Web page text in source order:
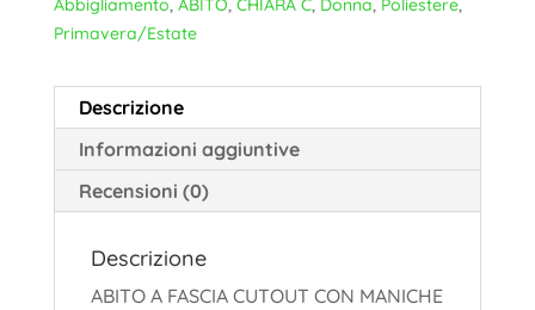
Abbigliamento, ABITO, CHIARA C, Donna, Poliestere,
Primavera/Estate
Descrizione
Informazioni aggiuntive
Recensioni (0)
Descrizione
ABITO A FASCIA CUTOUT CON MANICHE